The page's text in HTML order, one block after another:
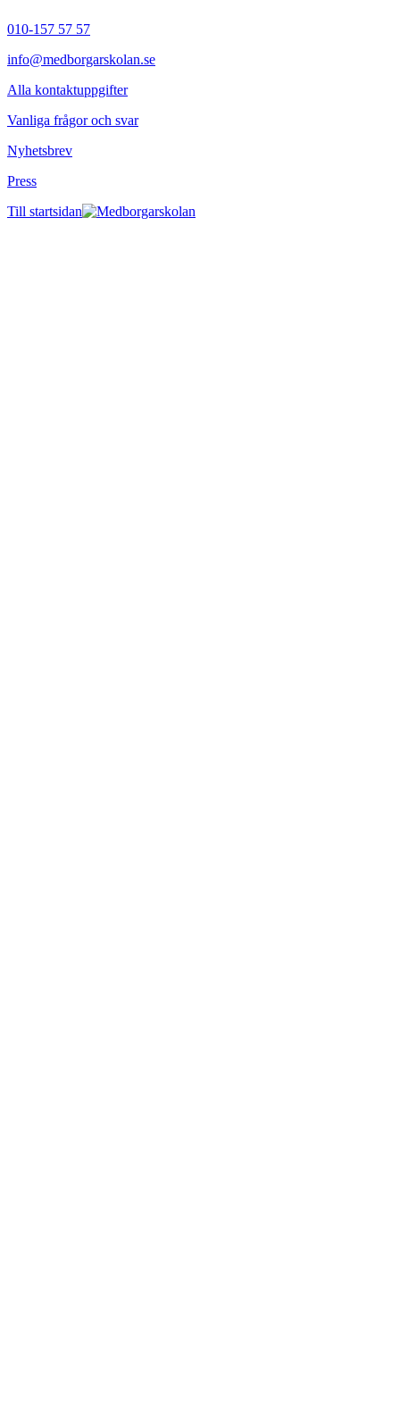
010-157 57 57
info@medborgarskolan.se
Alla kontaktuppgifter
Vanliga frågor och svar
Nyhetsbrev
Press
Till startsidan